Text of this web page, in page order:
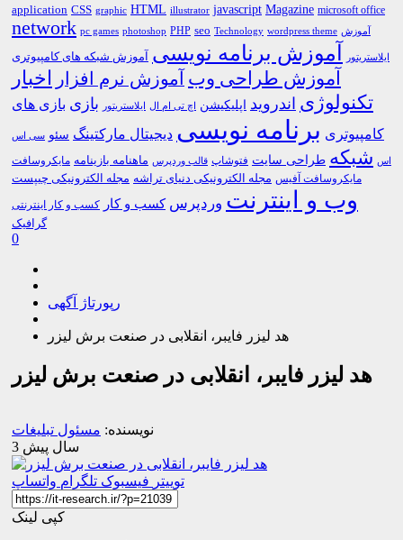
application CSS graphic HTML illustrator javascript Magazine microsoft office
network pc games photoshop PHP seo Technology wordpress theme آموزش
ایلاستریتور آموزش برنامه نویسی آموزش شبکه های کامپیوتری
آموزش طراحی وب آموزش نرم افزار اخبار
تکنولوژی اندروید اپلیکیشن اچ تی ام ال ایلاستریتور بازی بازی های
کامپیوتری برنامه نویسی دیجیتال مارکتینگ سئو سی اس
اس شبکه طراحی سایت فتوشاپ قالب وردپرس ماهنامه بازینامه مایکروسافت
مایکروسافت آفیس مجله الکترونیکی دنیای تراشه مجله الکترونیکی چیپست
وب و اینترنت وردپرس کسب و کار کسب و کار اینترنتی
گرافیک
0
رپورتاژ آگهی
هد لیزر فایبر، انقلابی در صنعت برش لیزر
هد لیزر فایبر، انقلابی در صنعت برش لیزر
نویسنده: مسئول تبلیغات
3 سال پیش
توییتر فیسبوک تلگرام واتساپ
کپی لینک